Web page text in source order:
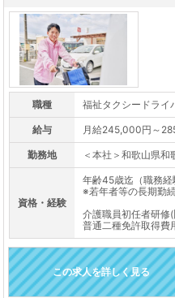
職種 福祉タクシードライ
給与 月給245,000円～
勤務地 ＜本社＞和歌山県和
資格・経験
年齢45歳迄（職務経
※若年者等の長期勤
介護職員初任者研修
普通二種免許取得
この求人を詳しく見る